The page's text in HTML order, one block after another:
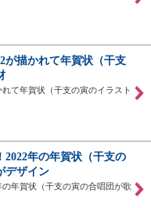
が描かれて年賀状（干支
て年賀状（干支の寅のイラスト
年の年賀状（干支の
デザイン
年賀状（干支の寅の合唱団が歌